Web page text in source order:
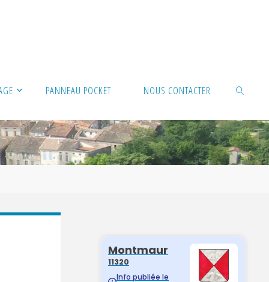
PANNEAU POCKET NOUS CONTACTER
SEARCH